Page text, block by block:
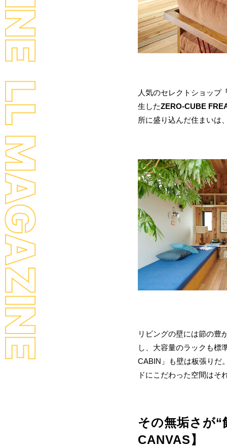
人気のセレクトショップ
生したZERO-CUBE
所に盛り込んだ住まいは
リビングの壁には節の豊
し、大容量のラックも標
CABIN」も壁は板張りだ
ドにこだわった空間はそ
その無垢さが“
CANVAS】